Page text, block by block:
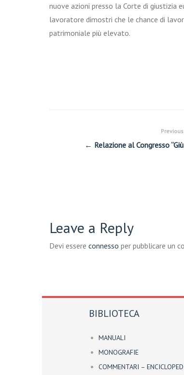
nuove azioni presso la Corte di giustizia
lavoratore dimostri che le chance di
patrimoniale più elevato.
← Relazione al Congresso
Leave a Reply
Devi essere connesso per pubblicare un
BIBLIOTECA
MANUALI
MONOGRAFIE
COMMENTARI –